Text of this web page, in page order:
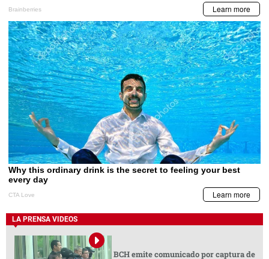
LA PRENSA VIDEOS
BCH emite comunicado por captura de